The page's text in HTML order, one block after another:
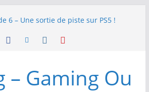
6 – Une sortie de piste sur PS5 !
AES+ : La légende de l’arcade est de
: Nouveaux accessoires Turtle Beach X
– Gaming Ou